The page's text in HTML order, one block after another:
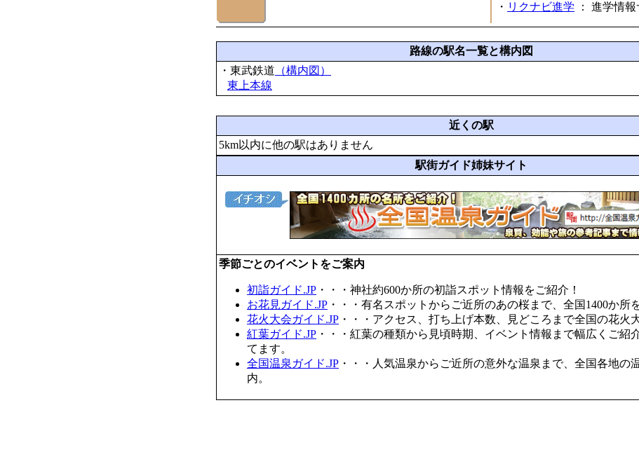
・ リクナビ進学 ： 進学情報
路線の駅名一覧と構内図
・東武鉄道 （構内図）
東上本線
近くの駅
5km以内に他の駅はありません
駅街ガイド姉妹サイト
季節ごとのイベントをご案内
初詣ガイド.JP ・・・神社約600か所の初詣スポット情報をご紹介！
お花見ガイド.JP ・・・有名スポットからご近所のあの桜まで、全国1400か所
花火大会ガイド.JP ・・・アクセス、打ち上げ本数、見どころまで全国の花火
紅葉ガイド.JP ・・・紅葉の種類から見頃時期、イベント情報まで幅広くご紹
てます。
全国温泉ガイド.JP ・・・人気温泉からご近所の意外な温泉まで、全国各地の
内。